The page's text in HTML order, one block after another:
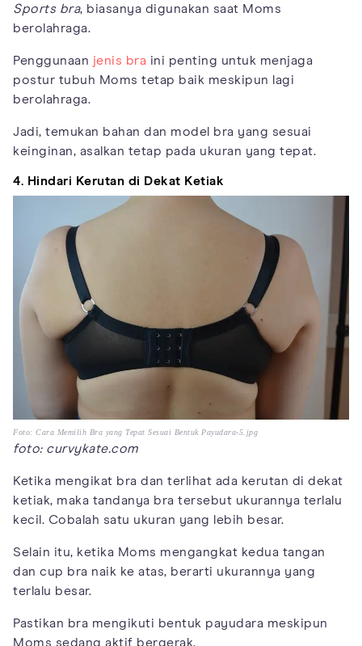
Sports bra, biasanya digunakan saat Moms
berolahraga.
Penggunaan jenis bra ini penting untuk menjaga
postur tubuh Moms tetap baik meskipun lagi
berolahraga.
Jadi, temukan bahan dan model bra yang sesuai
keinginan, asalkan tetap pada ukuran yang tepat.
4. Hindari Kerutan di Dekat Ketiak
Foto: Cara Memilih Bra yang Tepat Sesuai Bentuk Payudara-5.jpg
foto: curvykate.com
Ketika mengikat bra dan terlihat ada kerutan di dekat
ketiak, maka tandanya bra tersebut ukurannya terlalu
kecil. Cobalah satu ukuran yang lebih besar.
Selain itu, ketika Moms mengangkat kedua tangan
dan cup bra naik ke atas, berarti ukurannya yang
terlalu besar.
Pastikan bra mengikuti bentuk payudara meskipun
Moms sedang aktif bergerak.